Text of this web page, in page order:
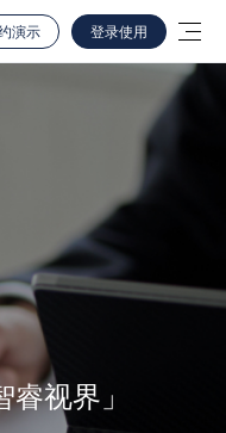
演示 登录使用
视界」